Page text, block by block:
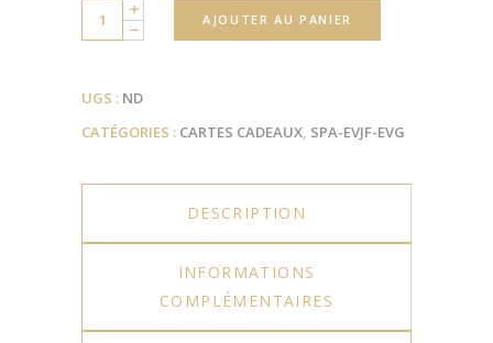
Quantity AJOUTER AU PANIER
UGS : ND
CATÉGORIES : CARTES CADEAUX, SPA-EVJF-EVG
DESCRIPTION
INFORMATIONS
COMPLÉMENTAIRES